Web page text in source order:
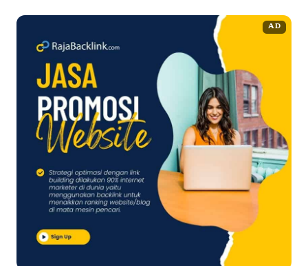
reputasi kuat masih tetap memperoleh perhatian. ...Baca
AD